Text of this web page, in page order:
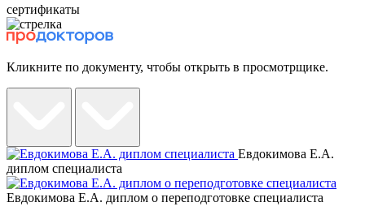
сертификаты
Кликните по документу, чтобы открыть в просмотрщике.
Евдокимова Е.А.
диплом специалиста
Евдокимова Е.А. диплом о переподготовке специалиста